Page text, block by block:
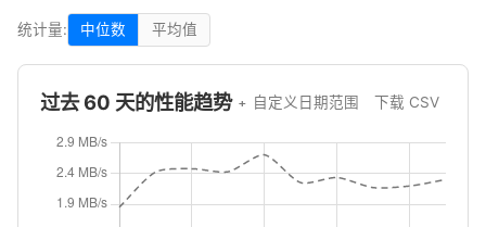
统计量: 中位数 平均值
过去 60 天的性能趋势 自定义日期范围 下载 CSV